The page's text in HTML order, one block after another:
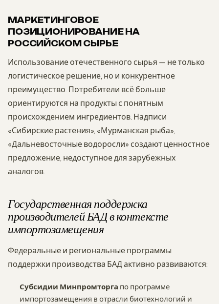
МАРКЕТИНГОВОЕ
ПОЗИЦИОНИРОВАНИЕ НА
РОССИЙСКОМ СЫРЬЕ
Использование отечественного сырья — не только
логистическое решение, но и конкурентное
преимущество. Потребители всё больше
ориентируются на продукты с понятным
происхождением ингредиентов. Надписи
«Сибирские растения», «Мурманская рыба»,
«Дальневосточные водоросли» создают ценностное
предложение, недоступное для зарубежных
аналогов.
Государственная поддержка
производителей БАД в контексте
импортозамещения
Федеральные и региональные программы
поддержки производства БАД активно развиваются:
Субсидии Минпромторга по программе
импортозамещения в отрасли биотехнологий и